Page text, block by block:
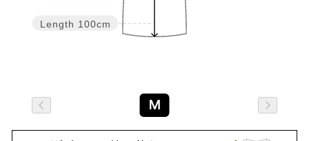
Length 100cm
M